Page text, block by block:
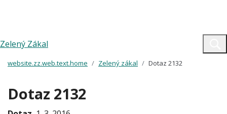
Zelený Zákal
website.zz.web.text.home Zelený zákal Dotaz 2132
Dotaz 2132